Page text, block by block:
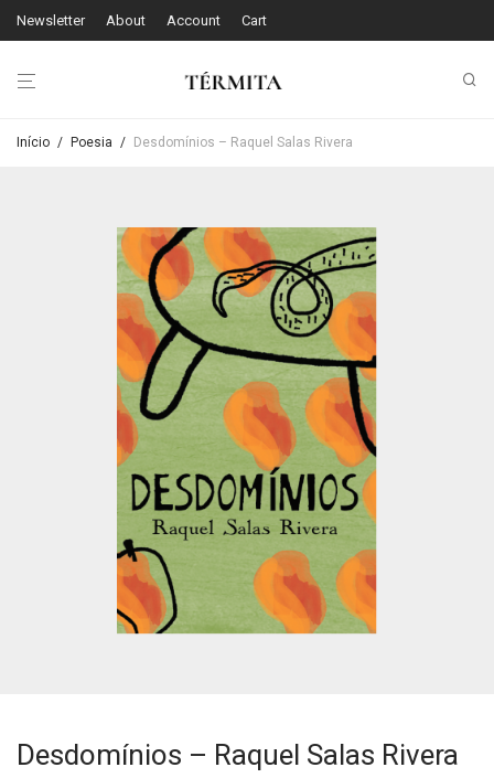
Newsletter About Account Cart
Início / Poesia / Desdomínios – Raquel Salas Rivera
Desdomínios – Raquel Salas Rivera